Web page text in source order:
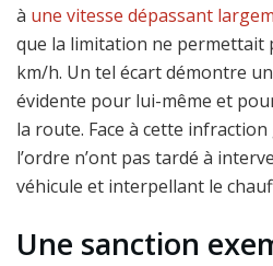
à une vitesse dépassant
que la limitation ne permettait
km/h. Un tel écart démontre
évidente pour lui-même et
la route. Face à cette
l’ordre n’ont pas tardé à
véhicule et interpellant le
Une sanction